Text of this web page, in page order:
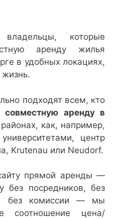
которые
аренду жилья
в удобных локациях,
жизнь.
подходят всем, кто
совместную аренду в
как, например,
центр
Krutenau или Neudorf.
прямой аренды —
без посредников, без
и без комиссии — мы
соотношение цена/